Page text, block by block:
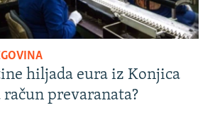
hiljada eura iz Konjica
prevaranata?